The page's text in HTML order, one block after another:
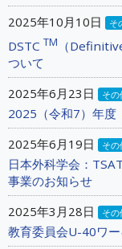
2025年10月10日
そ
DSTC TM （
ついて
2025年6月23日
その
2025（令和7）年
2025年6月19日
その
日本外科学会：
事業のお知らせ
2025年3月28日
その
教育委員会U-40ワ